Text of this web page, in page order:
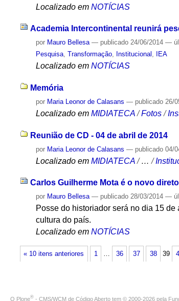
Localizado em NOTÍCIAS
Academia Intercontinental reunirá
por Mauro Bellesa — publicado 24/06/2014—
Pesquisa,Transformação, Institucional , IEA
Localizado em NOTÍCIAS
Memória
por Maria Leonor de Calasans — publicado 26/
Localizado em MIDIATECA /Fotos /
Reunião de CD - 04 de abril de 2014
por Maria Leonor de Calasans — publicado 04/
Localizado em MIDIATECA /…/
Carlos Guilherme Mota é o novo
por Mauro Bellesa — publicado 28/03/2014—
Posse do historiador será no dia 15
cultura do país.
Localizado em NOTÍCIAS
« 10 itens anteriores 1 36 37 38 39
O Plone® - CMS/WCM de Código Aberto tem © 2000-2026 pela